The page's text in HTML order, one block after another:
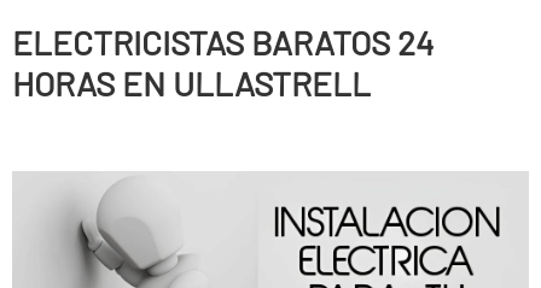
ELECTRICISTAS BARATOS 24
HORAS EN ULLASTRELL